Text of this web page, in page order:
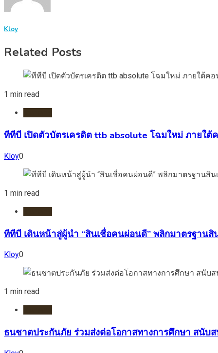
Kloy
Related Posts
1 min read
ทีทีบี เปิดตัวบัตรเครดิต ttb absolute โฉมใหม่ ภายใต้
Kloy0
1 min read
ทีทีบี เดินหน้าสู่ผู้นำ “สินเชื่อคนผ่อนดี” พลิกมาตรฐาน
Kloy0
1 min read
ธนชาตประกันภัย ร่วมส่งต่อโอกาสทางการศึกษา สนับ